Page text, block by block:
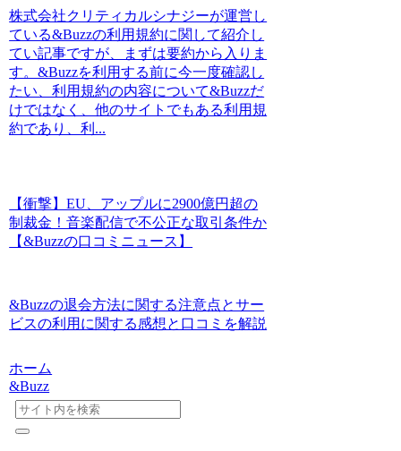
株式会社クリティカルシナジーが運営し
ている&Buzzの利用規約に関して紹介し
てい記事ですが、まずは要約から入りま
す。&Buzzを利用する前に今一度確認し
たい、利用規約の内容について&Buzzだ
けではなく、他のサイトでもある利用規
約であり、利...
【衝撃】EU、アップルに2900億円超の
制裁金！音楽配信で不公正な取引条件か
【&Buzzの口コミニュース】
&Buzzの退会方法に関する注意点とサー
ビスの利用に関する感想と口コミを解説
ホーム
&Buzz